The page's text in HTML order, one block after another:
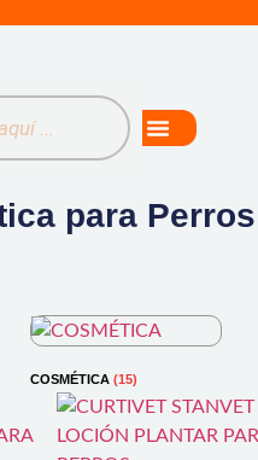
para Perros
COSMÉTICA (15)